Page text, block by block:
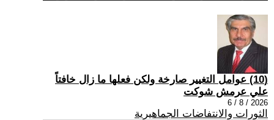
(10) عوامل التغيير صارخة ولكن فعلها ما زال خافتاً
علي عرمش شوكت
2026 / 8 / 6
الثورات والانتفاضات الجماهيرية